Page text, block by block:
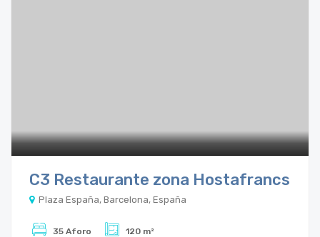
C3 Restaurante zona Hostafrancs
Plaza España, Barcelona, España
35 Aforo 120 m²